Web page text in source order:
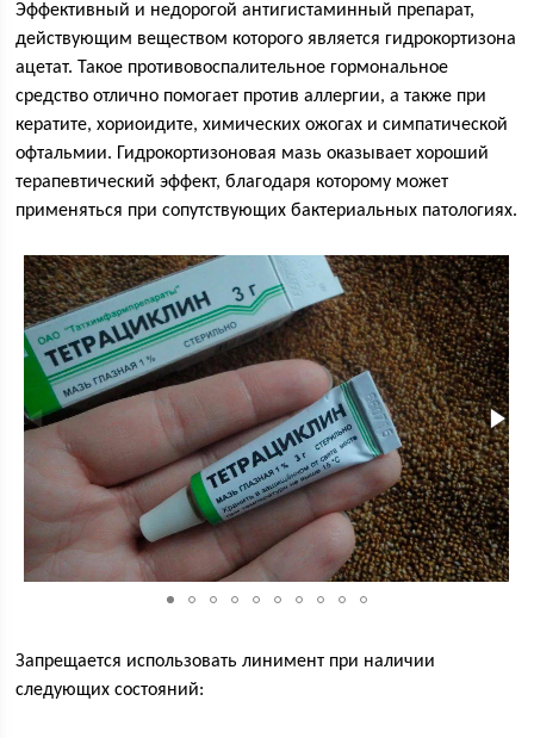
Эффективный и недорогой антигистаминный препарат,
действующим веществом которого является гидрокортизона
ацетат. Такое противовоспалительное гормональное
средство отлично помогает против аллергии, а также при
кератите, хориоидите, химических ожогах и симпатической
офтальмии. Гидрокортизоновая мазь оказывает хороший
терапевтический эффект, благодаря которому может
применяться при сопутствующих бактериальных патологиях.
Запрещается использовать линимент при наличии
следующих состояний: